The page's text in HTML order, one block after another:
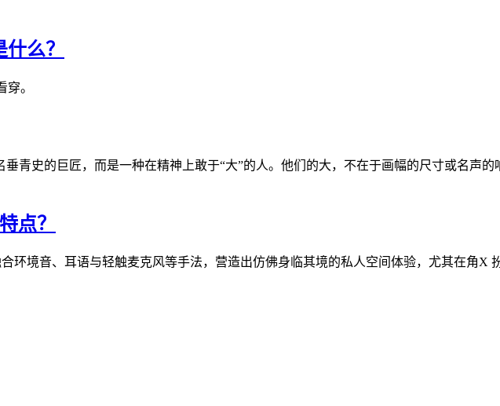
么？
。
青史的巨匠，而是一种在精神上敢于“大”的人。他们的大，不在于画幅的尺寸或名声
点？
环境音、耳语与轻触麦克风等手法，营造出仿佛身临其境的私人空间体验，尤其在角X